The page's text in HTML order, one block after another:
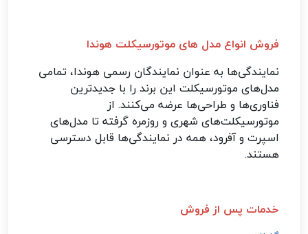
فروش انواع مدل‌ های موتورسیکلت هوندا
نمایندگی‌ها به عنوان نمایندگان رسمی هوندا، تمامی
مدل‌های موتورسیکلت این برند را با جدیدترین
فناوری‌ها و طراحی‌ها عرضه می‌کنند. از
موتورسیکلت‌های شهری و روزمره گرفته تا مدل‌های
اسپرت و آفرود، همه در نمایندگی‌ها قابل دسترسی
هستند.
خدمات پس از فروش